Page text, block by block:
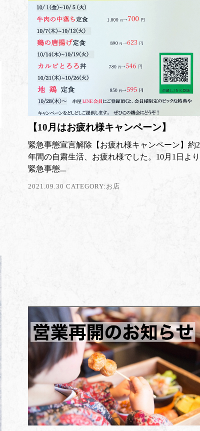
【10月はお疲れ様キャンペーン】
緊急事態宣言解除【お疲れ様キャンペーン】約2
年間の自粛生活、お疲れ様でした。10月1日より
緊急事態...
2021.09.30 CATEGORY: お店